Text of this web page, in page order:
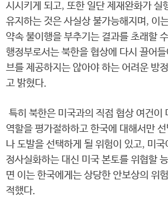
시시키게 되고, 또한 일단 제재완화가 실
유지하는 것은 사실상 불가능해지며, 이
약속 불이행을 부추기는 결과를 초래할
행정부로서는 북한을 협상에 다시 끌어
브를 제공하지는 않아야 하는 어려운 방
고 밝혔다.
특히 북한은 미국과의 직접 협상 여건이
역할을 평가절하하고 한국에 대해서만 선
나 도발을 선택하게 될 위험이 있고, 미국
정사실화하는 대신 미국 본토를 위협할
면 이는 한국에게는 상당한 안보상의 위
적했다.